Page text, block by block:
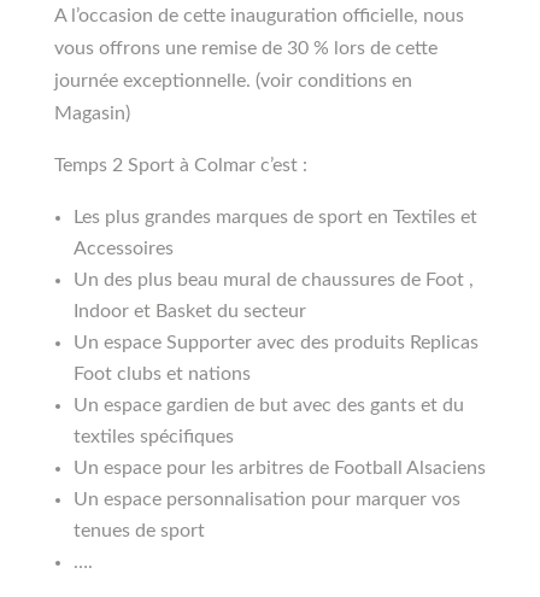
A l’occasion de cette inauguration officielle, nous
vous offrons une remise de 30 % lors de cette
journée exceptionnelle. (voir conditions en
Magasin)
Temps 2 Sport à Colmar c’est :
Les plus grandes marques de sport en Textiles et
Accessoires
Un des plus beau mural de chaussures de Foot ,
Indoor et Basket du secteur
Un espace Supporter avec des produits Replicas
Foot clubs et nations
Un espace gardien de but avec des gants et du
textiles spécifiques
Un espace pour les arbitres de Football Alsaciens
Un espace personnalisation pour marquer vos
tenues de sport
….